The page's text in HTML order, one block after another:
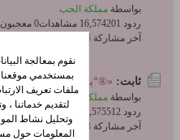
بواسطة مملكة الحب
ردود 201
16,574 مشاهدات
0 معجبون
آخر مشاركة 06-Feb-2013, 10:44 AM
ثابت: «®°بلنسيــــة مــع
بواسطة مملكة الحب
ردود 512
20,575 مشاهدات
آخر مشاركة 13-Dec-2012, 05:13 PM
نقوم بمعالجة
بمستخدمي
ملفات تعريف
لتقديم خدماتنا ،
وتحليل نشاط
المعلومات حول